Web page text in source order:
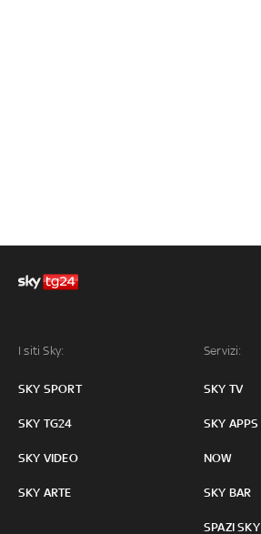
I siti Sky:
SKY SPORT
SKY TG24
SKY VIDEO
SKY ARTE
Servizi:
SKY TV
SKY APPS
NOW
SKY BAR
SPAZI SKY